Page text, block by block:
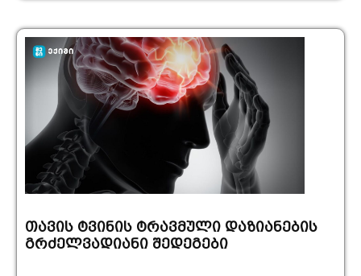
თავის ტვინის ტრავმული დაზიანების
გრძელვადიანი შედეგები